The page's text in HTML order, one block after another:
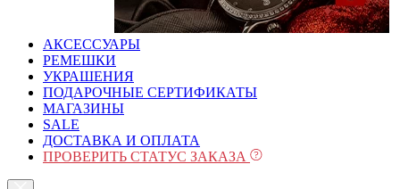
АКСЕССУАРЫ
РЕМЕШКИ
УКРАШЕНИЯ
ПОДАРОЧНЫЕ СЕРТИФИКАТЫ
МАГАЗИНЫ
SALE
ДОСТАВКА И ОПЛАТА
ПРОВЕРИТЬ СТАТУС ЗАКАЗА